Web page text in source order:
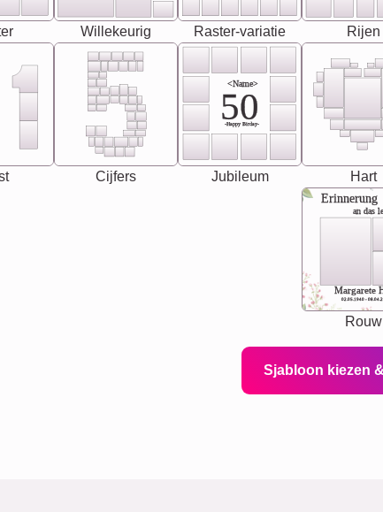
Willekeurig Raster-variatie Rijen
Cijfers
<Name>
50
-Happy Birday-
Jubileum Hart
Erinnerung
Margarete
02.05.1940 -
Rouw
Sjabloon kiezen